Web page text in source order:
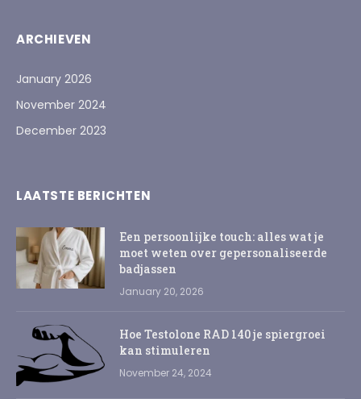
ARCHIEVEN
January 2026
November 2024
December 2023
LAATSTE BERICHTEN
Een persoonlijke touch: alles wat je
moet weten over gepersonaliseerde
badjassen
January 20, 2026
Hoe Testolone RAD 140 je spiergroei
kan stimuleren
November 24, 2024